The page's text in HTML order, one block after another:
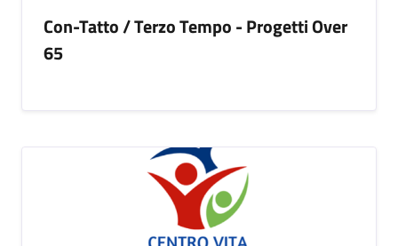
Con-Tatto / Terzo Tempo - Progetti Over
65